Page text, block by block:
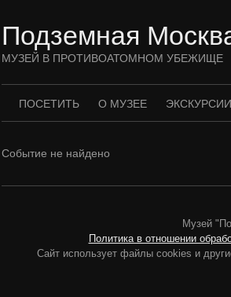
Подземная
МУЗЕЙ В ПРОТИВОАТОМНОМ УБЕЖИЩЕ
ПОСЕТИТЬ О МУЗЕЕ ЭКСКУРСИИ
Событие не найдено
Музей
Политика в отношении
Сайт использует файлы cookies и